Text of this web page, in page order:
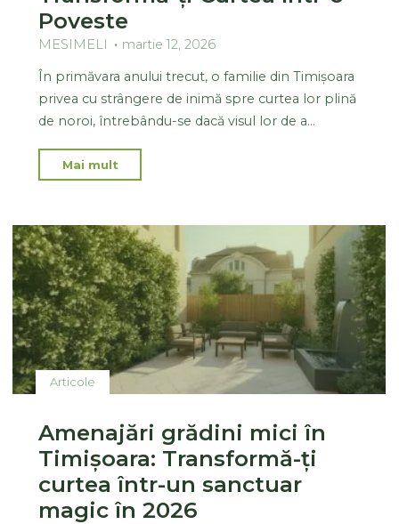
Poveste
MESIMELI
martie 12, 2026
În primăvara anului trecut, o familie din Timișoara
privea cu strângere de inimă spre curtea lor plină
de noroi, întrebându-se dacă visul lor de a…
Mai mult
Articole
Amenajări grădini mici în
Timișoara: Transformă-ți
curtea într-un sanctuar
magic în 2026